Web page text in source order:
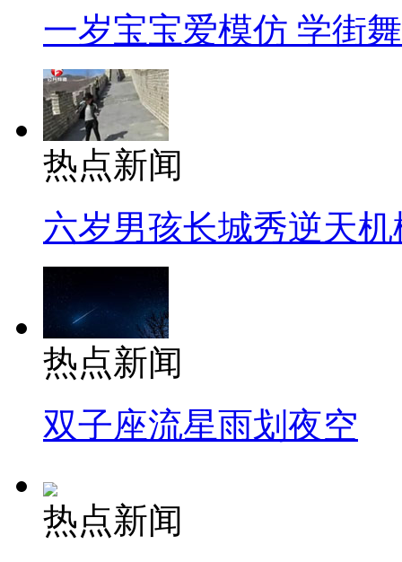
一岁宝宝爱模仿 学街
热点新闻
六岁男孩长城秀逆天机
热点新闻
双子座流星雨划夜空
热点新闻